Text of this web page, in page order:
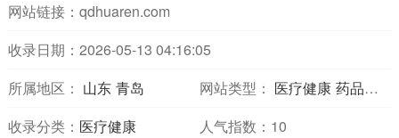
网站链接： qdhuaren.com
收录日期：2026-05-13 04:16:05
所属地区： 山东 青岛 网站类型： 医疗健康 药品药学
收录分类： 医疗健康 人气指数： 10